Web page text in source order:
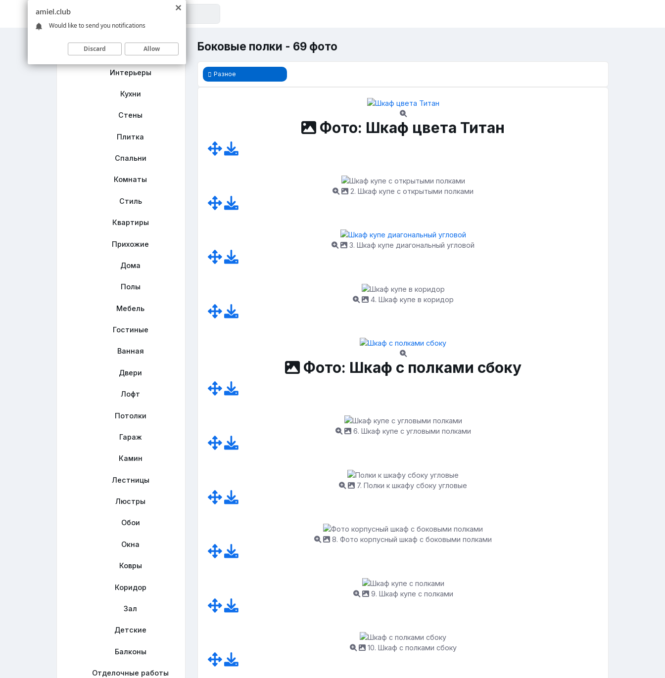
Главная
Интерьеры
Кухни
Стены
Плитка
Спальни
Комнаты
Стиль
Квартиры
Прихожие
Дома
Полы
Мебель
Гостиные
Ванная
Двери
Лофт
Потолки
Гараж
Камин
Лестницы
Люстры
Обои
Окна
Ковры
Коридор
Зал
Детские
Балконы
Отделочные работы
Боковые полки - 69 фото
Разное
Фото: Шкаф цвета Титан
2. Шкаф купе с открытыми полками
3. Шкаф купе диагональный угловой
4. Шкаф купе в коридор
Фото: Шкаф с полками сбоку
6. Шкаф купе с угловыми полками
7. Полки к шкафу сбоку угловые
8. Фото корпусный шкаф с боковыми полками
9. Шкаф купе с полками
10. Шкаф с полками сбоку
amiel.club
Would like to send you notifications
Discard Allow